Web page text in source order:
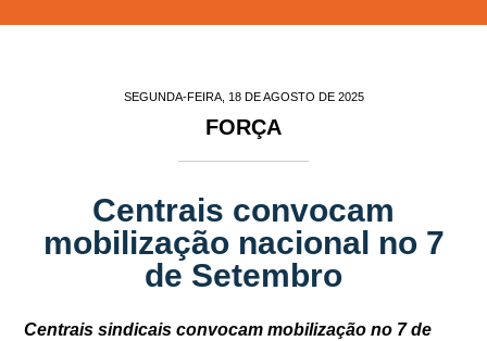
SEGUNDA-FEIRA, 18 DE AGOSTO DE 2025
FORÇA
Centrais convocam
mobilização nacional no 7
de Setembro
Centrais sindicais convocam mobilização no 7 de